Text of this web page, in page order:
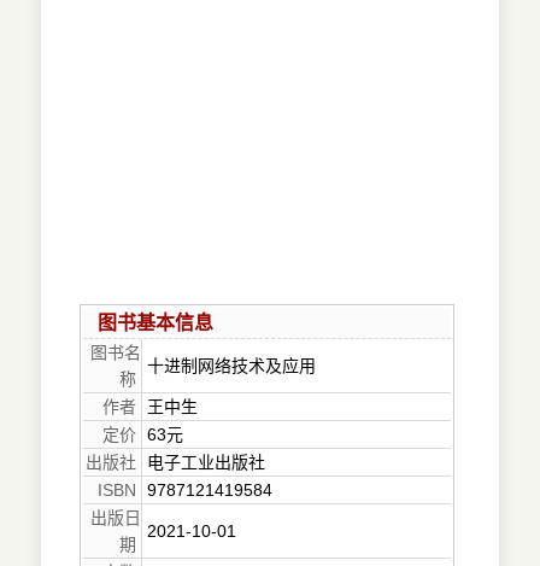
图书基本信息
图书名
称
十进制网络技术及应用
作者
王中生
定价 63元
出版社
电子工业出版社
ISBN
9787121419584
出版日
期
2021-10-01